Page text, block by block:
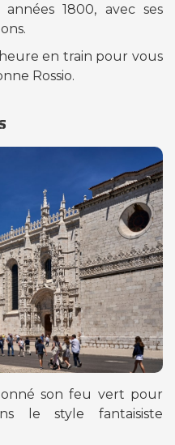
1800, avec ses
en train pour vous
Rossio.
son feu vert pour
le style fantaisiste